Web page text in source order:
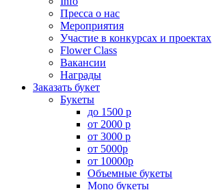
Пресса о нас
Мероприятия
Участие в конкурсах и проектах
Flower Class
Вакансии
Награды
Заказать букет
Букеты
до 1500 р
от 2000 р
от 3000 р
от 5000р
от 10000р
Объемные букеты
Mono букеты